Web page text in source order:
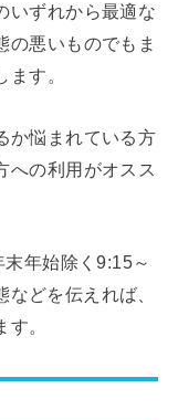
いずれから最適な
の悪いものでもま
す。
か悩まれている方
への利用がオスス
年始除く9:15～
どを伝えれば、
。